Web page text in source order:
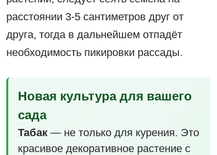
расстоянии 3-5 сантиметров друг от
друга, тогда в дальнейшем отпадёт
необходимость пикировки рассады.
Новая культура для вашего
сада
Табак— не только для курения. Это
красивое декоративное растение с